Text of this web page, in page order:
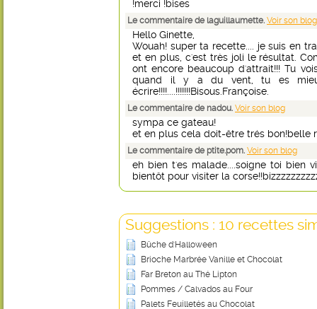
!merci !bises
Le commentaire de laguillaumette. Voir son blog
Hello Ginette,
Wouah! super ta recette.... je suis en
et en plus, c'est très joli le résultat.
ont encore beaucoup d'attrait!!! Tu
quand il y a du vent, tu es
écrire!!!!....!!!!!!!Bisous.Françoise.
Le commentaire de nadou. Voir son blog
sympa ce gateau!
et en plus cela doit-être trés bon!belle
Le commentaire de ptite.pom. Voir son blog
eh bien t'es malade....soigne toi bien
bientôt pour visiter la
Suggestions : 10 recettes
Bûche d'Halloween
Brioche Marbrée Vanille et Chocolat
Far Breton au Thé Lipton
Pommes / Calvados au Four
Palets Feuilletés au Chocolat